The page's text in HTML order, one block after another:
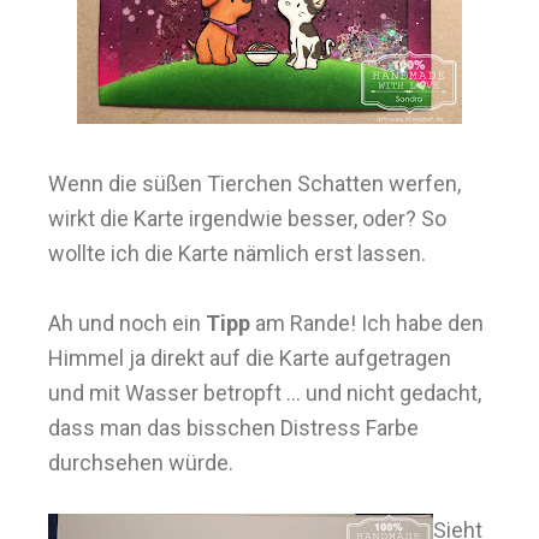
Wenn die süßen Tierchen Schatten werfen,
wirkt die Karte irgendwie besser, oder? So
wollte ich die Karte nämlich erst lassen.
Ah und noch ein Tipp am Rande! Ich habe den
Himmel ja direkt auf die Karte aufgetragen
und mit Wasser betropft ... und nicht gedacht,
dass man das bisschen Distress Farbe
durchsehen würde.
Sieht